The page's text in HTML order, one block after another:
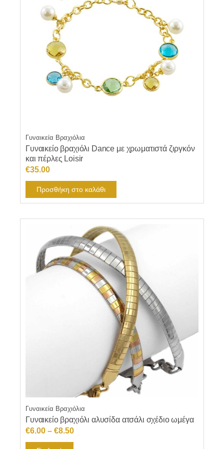
Γυναικεία Βραχιόλια
Γυναικείο βραχιόλι Dance με χρωματιστά ζιργκόν
και πέρλες Loisir
€35.00
Προσθήκη στο καλάθι
Γυναικεία Βραχιόλια
Γυναικείο βραχιόλι αλυσίδα ατσάλι σχέδιο ωμέγα
€6.00 – €8.50Price